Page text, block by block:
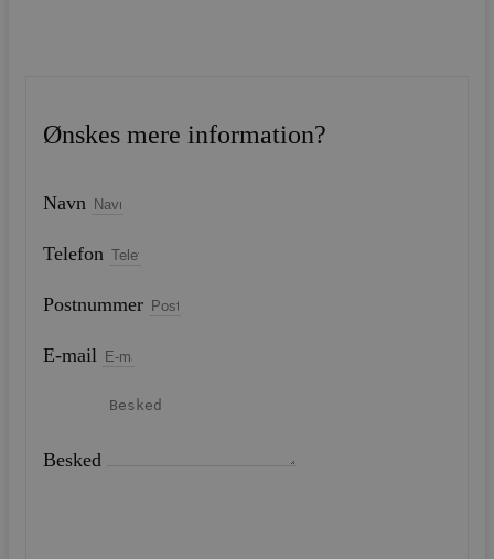
Ønskes mere information?
Navn
Telefon
Postnummer
E-mail
Besked